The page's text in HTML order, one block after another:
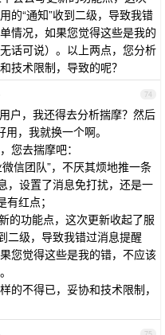
的“通知”收到二级，导致我错
情况，如果您觉得这些是我的
话可说）。以上两点，您分析
技术限制，导致的呢？
74
户，我还得去分析揣摩？然后
，我就换一个啊。
您去揣摩吧：
信团队”，不厌其烦地推一条
，设置了消息免打扰，还是一
红点；
的功能点，这次更新收起了服
二级，导致我错过消息提醒
您觉得这些是我的错，不应该
的不得已，妥协和技术限制，